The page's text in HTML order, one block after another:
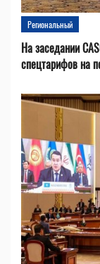
Региональный
На заседании
спецтарифов на